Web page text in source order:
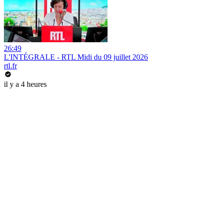
26:49
L'INTÉGRALE - RTL Midi du 09 juillet 2026
rtl.fr
il y a 4 heures